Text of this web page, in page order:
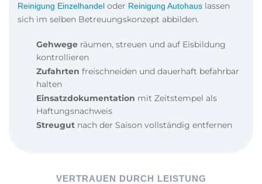
Reinigung Einzelhandel oder Reinigung Autohaus lassen
sich im selben Betreuungskonzept abbilden.
Gehwege räumen, streuen und auf Eisbildung
kontrollieren
Zufahrten freischneiden und dauerhaft befahrbar
halten
Einsatzdokumentation mit Zeitstempel als
Haftungsnachweis
Streugut nach der Saison vollständig entfernen
VERTRAUEN DURCH LEISTUNG